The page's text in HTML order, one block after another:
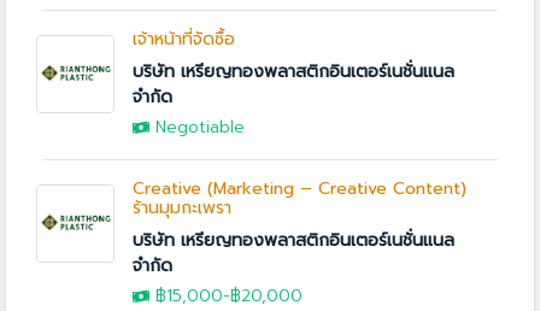
เจ้าหน้าที่จัดซื้อ
บริษัท เหรียญทองพลาสติกอินเตอร์เนชั่นแนล
จำกัด
Negotiable
Creative (Marketing – Creative Content)
ร้านมุมกะเพรา
บริษัท เหรียญทองพลาสติกอินเตอร์เนชั่นแนล
จำกัด
฿15,000-฿20,000